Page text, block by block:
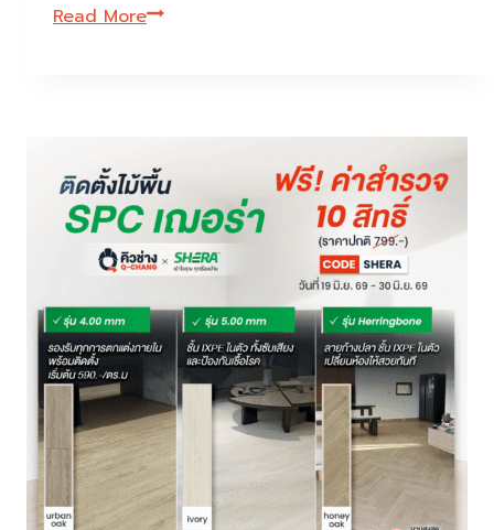
Read Moreช่าง
อย่างไร
ให้
ได้
ช่าง
อาชีพ